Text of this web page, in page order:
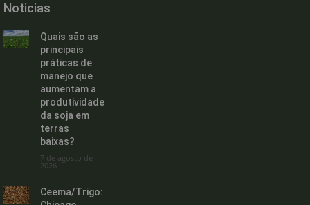
Noticias
Quais são as
principais
práticas de
manejo que
aumentam a
produtividade
da soja em
terras
baixas?
7 de agosto de
2026
Ceema/Trigo: